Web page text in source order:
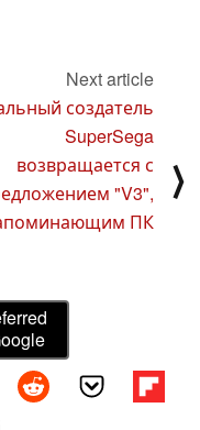
Next article
создатель
SuperSega
возвращается с
"V3",
ПК
⟩